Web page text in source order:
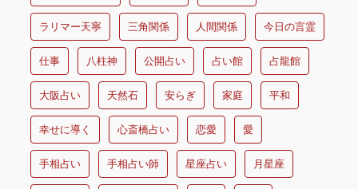
ラリマー天寧 三角関係 人間関係 今日の言霊
仕事 八柱神 公開占い 占い館 占龍館
大阪占い 天然石 安らぎ 家庭 平和
幸せに導く 心斎橋占い 恋愛 愛
手相占い 手相占い師 星座占い 月星座